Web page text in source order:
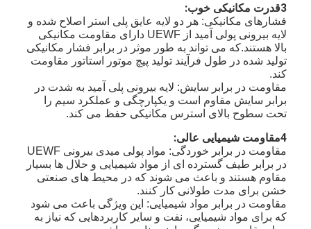
3قدرت مکانیکی خوب:
فشارهای مکانیکی: هر دو لایه عایق پلی استر اصلاح شده و
لایه بیرونی پولی آمید از UEWF دارای مقاومت مکانیکی
بالا هستند.که می تواند به طور موثر در برابر فشار مکانیکی
تولید شده در طول فرآیند تولید پیچ موتور استاتور مقاومت
کند.
مقاومت در برابر سایش: لایه بیرونی پلی آمید به شدت در
برابر سایش مقاوم است و یکپارچگی و عملکرد سیم را
تحت سطوح بالای استرس مکانیکی حفظ می کند.
4مقاومت شیمیایی عالی:
مقاومت در برابر خوردگی: مواد پولی میدی بیرونی UEWF
در برابر طیف گسترده ای از مواد شیمیایی و حلال ها بسیار
مقاوم هستند و باعث می شوند که در محیط های صنعتی
خشن برای مدت طولانی کار کنند.
مقاومت در برابر مواد شیمیایی: این ویژگی باعث می شود
که برای مواد شیمیایی، نفت و سایر کاربردهایی که نیاز به